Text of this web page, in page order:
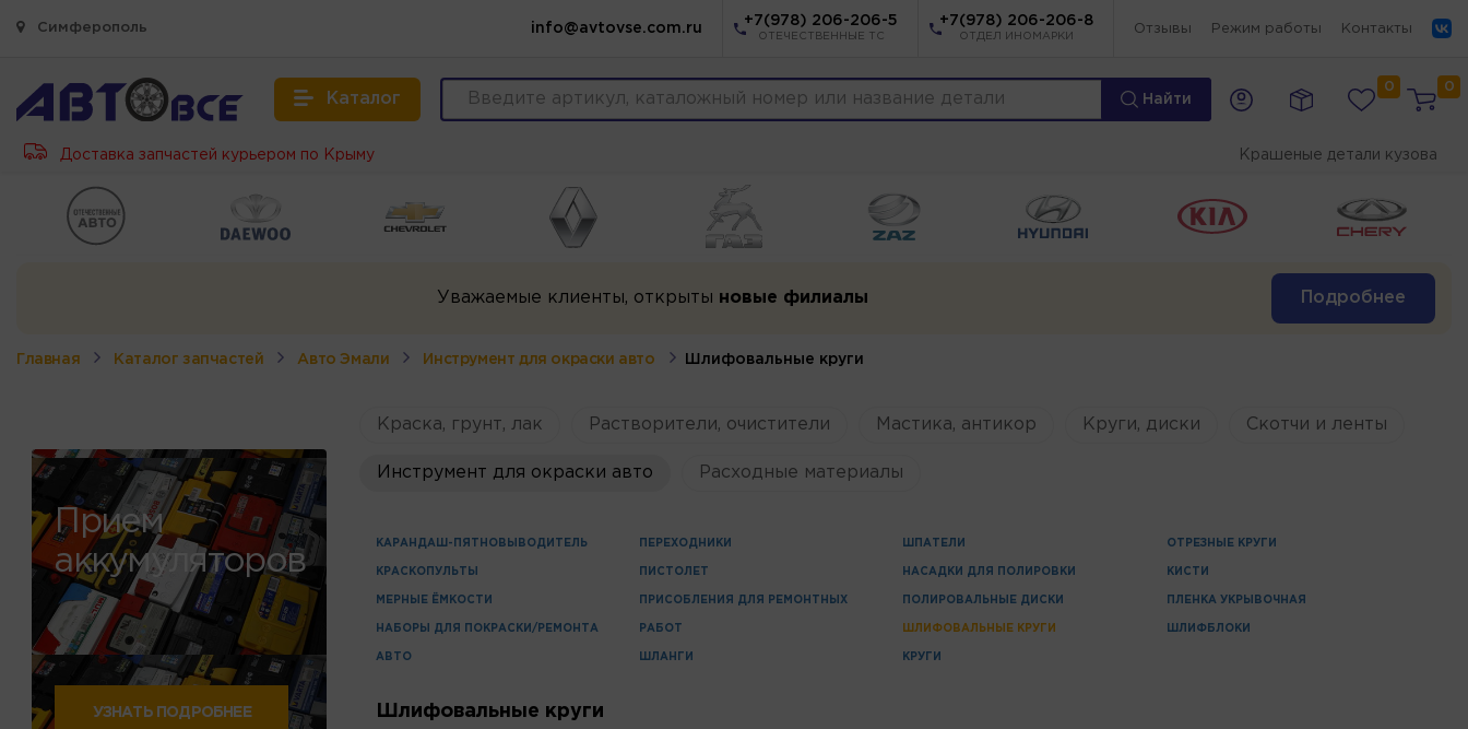
Симферополь info@avtovse.com.ru
+7(978) 206-206-5
ОТЕЧЕСТВЕННЫЕ ТС
+7(978) 206-206-8
ОТДЕЛ ИНОМАРКИ
Отзывы Режим работы Контакты
Каталог Найти
0 0
Доставка запчастей курьером по Крыму Крашеные детали кузова
Уважаемые клиенты, открыты новые филиалы Подробнее
Главная Каталог запчастей Авто Эмали Инструмент для окраски авто Шлифовальные круги
Прием
аккумуляторов
УЗНАТЬ ПОДРОБНЕЕ
Краска, грунт, лак Растворители, очистители Мастика, антикор Круги, диски Скотчи и ленты
Инструмент для окраски авто Расходные материалы
КАРАНДАШ-ПЯТНОВЫВОДИТЕЛЬ
КРАСКОПУЛЬТЫ
МЕРНЫЕ ЁМКОСТИ
НАБОРЫ ДЛЯ ПОКРАСКИ/РЕМОНТА
АВТО
ПЕРЕХОДНИКИ
ПИСТОЛЕТ
ПРИСОБЛЕНИЯ ДЛЯ РЕМОНТНЫХ
РАБОТ
ШЛАНГИ
ШПАТЕЛИ
НАСАДКИ ДЛЯ ПОЛИРОВКИ
ПОЛИРОВАЛЬНЫЕ ДИСКИ
ШЛИФОВАЛЬНЫЕ КРУГИ
КРУГИ
ОТРЕЗНЫЕ КРУГИ
КИСТИ
ПЛЕНКА УКРЫВОЧНАЯ
ШЛИФБЛОКИ
Шлифовальные круги